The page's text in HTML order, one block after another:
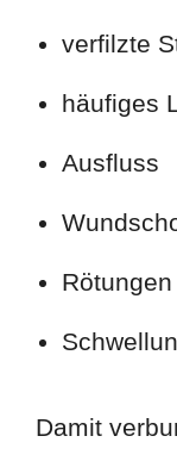
verfilzte
häufiges
Ausfluss
Rötungen
Damit